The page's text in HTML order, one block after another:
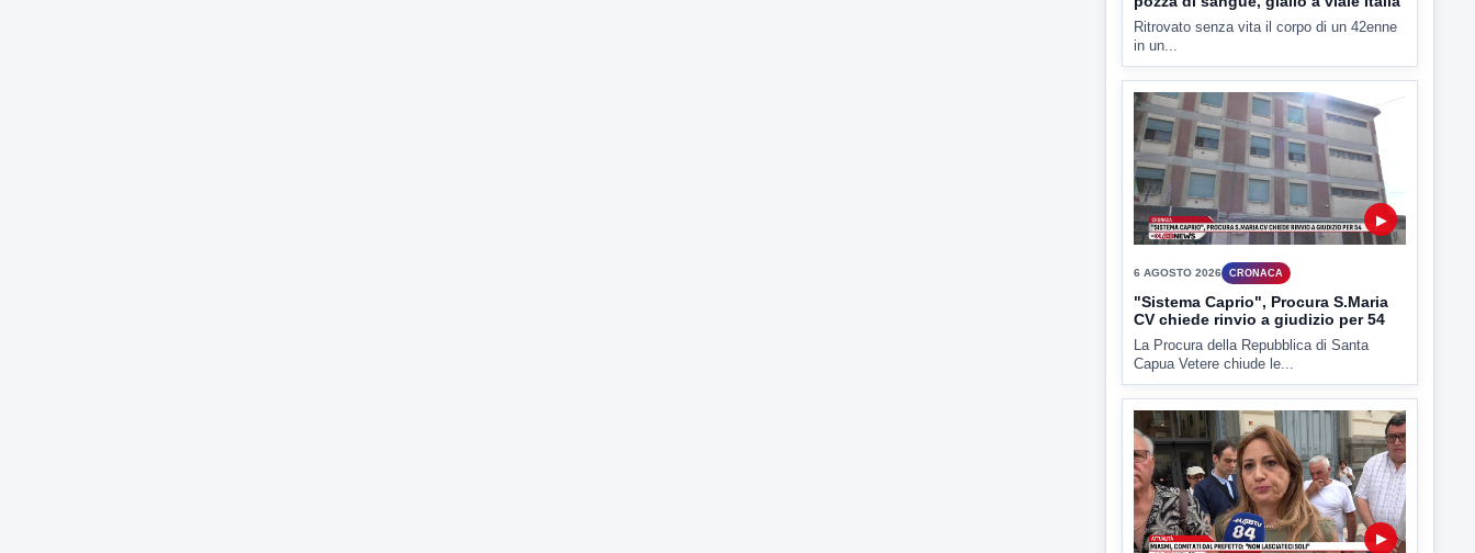
6 AGOSTO 2026 CRONACA
Trovato in casa 42enne in una
pozza di sangue, giallo a viale Italia
Ritrovato senza vita il corpo di un 42enne
in un...
▶
6 AGOSTO 2026 CRONACA
"Sistema Caprio", Procura S.Maria
CV chiede rinvio a giudizio per 54